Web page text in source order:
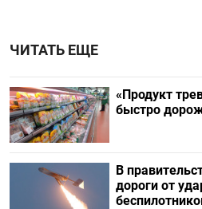
ЧИТАТЬ ЕЩЕ
«Продукт
быстро
В
дороги от